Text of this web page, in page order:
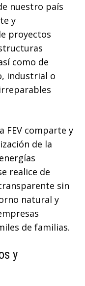
nuestro país
y
proyectos
como de
industrial o
FEV comparte y
de la
realice de
sin
natural y
de familias.
y